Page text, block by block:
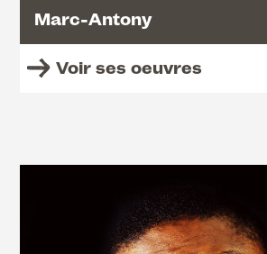
Marc-Antony
Voir ses oeuvres